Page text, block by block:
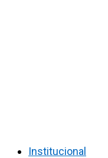
Institucional